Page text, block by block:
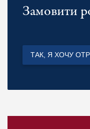
Замовити
ТАК, Я ХОЧУ